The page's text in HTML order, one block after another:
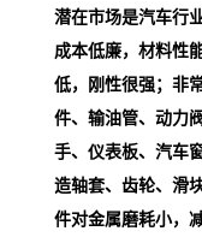
潜在市场是汽车行
成本低廉，材料性
低，刚性很强；非
件、输油管、动力
手、仪表板、汽车
造轴套、齿轮、滑
件对金属磨耗小，